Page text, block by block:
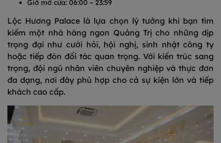
Giờ mở cửa: 06:00 – 23:59
Lộc Hương Palace là lựa chọn lý tưởng khi bạn tìm
kiếm một nhà hàng ngon Quảng Trị cho những dịp
trọng đại như cưới hỏi, hội nghị, sinh nhật công ty
hoặc tiếp đón đối tác quan trọng. Với kiến trúc sang
trọng, đội ngũ nhân viên chuyên nghiệp và thực đơn
đa dạng, nơi đây phù hợp cho cả sự kiện lớn và tiếp
khách cao cấp.